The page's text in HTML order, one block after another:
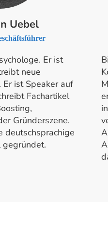
Uebel
Er ist
neue
ist Speaker auf
Fachartikel
Gründerszene.
deutschsprachige